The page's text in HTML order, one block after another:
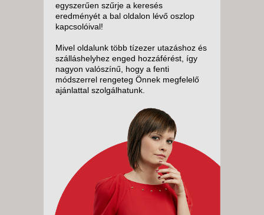
egyszerűen szűrje a keresés
eredményét a bal oldalon lévő oszlop
kapcsolóival!
Mivel oldalunk több tízezer utazáshoz és
szálláshelyhez enged hozzáférést, így
nagyon valószínű, hogy a fenti
módszerrel rengeteg Önnek megfelelő
ajánlattal szolgálhatunk.